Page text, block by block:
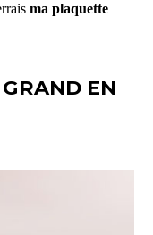
ma plaquette
EN